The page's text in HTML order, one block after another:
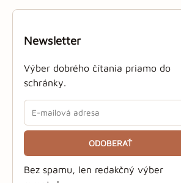
Newsletter
Výber dobrého čítania priamo do
schránky.
ODOBERAŤ
Bez spamu, len redakčný výber